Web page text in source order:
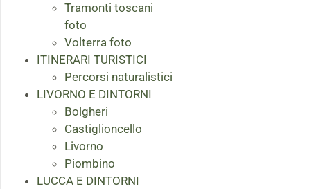
Tramonti toscani
foto
Volterra foto
ITINERARI TURISTICI
Percorsi naturalistici
LIVORNO E DINTORNI
Bolgheri
Castiglioncello
Livorno
Piombino
LUCCA E DINTORNI